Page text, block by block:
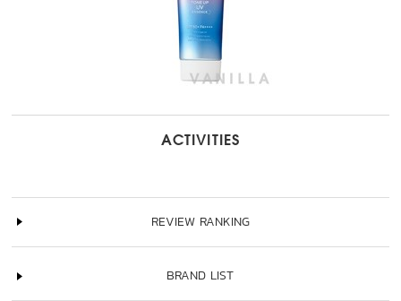
ACTIVITIES
REVIEW RANKING
BRAND LIST